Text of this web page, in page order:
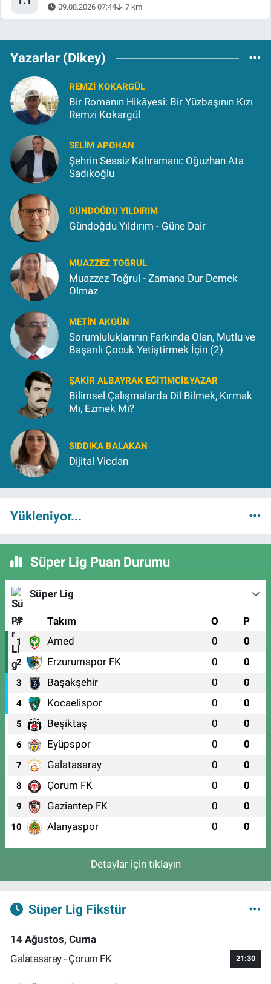
09.08.2026 07:44 7 km
Yazarlar (Dikey)
REMZI KOKARGÜL
Bir Romanın Hikâyesi: Bir Yüzbaşının Kızı
Remzi Kokargül
SELIM APOHAN
Şehrin Sessiz Kahramanı: Oğuzhan Ata
Sadıkoğlu
GÜNDOĞDU YILDIRIM
Gündoğdu Yıldırım - Güne Dair
MUAZZEZ TOĞRUL
Muazzez Toğrul - Zamana Dur Demek
Olmaz
METIN AKGÜN
Sorumluluklarının Farkında Olan, Mutlu ve
Başarılı Çocuk Yetiştirmek İçin (2)
ŞAKIR ALBAYRAK EĞITIMCI&YAZAR
Bilimsel Çalışmalarda Dil Bilmek, Kırmak
Mı, Ezmek Mi?
SIDDIKA BALAKAN
Dijital Vicdan
Yükleniyor...
Süper Lig Puan Durumu
Süper Lig
# Takım O P
1 Amed 0 0
2 Erzurumspor FK 0 0
3 Başakşehir 0 0
4 Kocaelispor 0 0
5 Beşiktaş 0 0
6 Eyüpspor 0 0
7 Galatasaray 0 0
8 Çorum FK 0 0
9 Gaziantep FK 0 0
10 Alanyaspor 0 0
Detaylar için tıklayın
Süper Lig Fikstür
14 Ağustos, Cuma
Galatasaray - Çorum FK
21:30